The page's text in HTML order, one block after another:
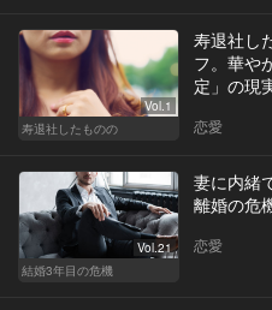
Vol.1
寿退社したものの
寿退社し
フ。華や
定」の現
恋愛
Vol.21
結婚3年目の危機
妻に内緒
離婚の危
恋愛